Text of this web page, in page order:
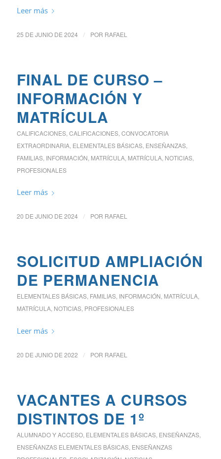
Leer más
25 DE JUNIO DE 2024 / POR RAFAEL
FINAL DE CURSO –
INFORMACIÓN Y
MATRÍCULA
CALIFICACIONES, CALIFICACIONES, CONVOCATORIA
EXTRAORDINARIA, ELEMENTALES BÁSICAS, ENSEÑANZAS,
FAMILIAS, INFORMACIÓN, MATRÍCULA, MATRÍCULA, NOTICIAS,
PROFESIONALES
Leer más
20 DE JUNIO DE 2024 / POR RAFAEL
SOLICITUD AMPLIACIÓN
DE PERMANENCIA
ELEMENTALES BÁSICAS, FAMILIAS, INFORMACIÓN, MATRÍCULA,
MATRÍCULA, NOTICIAS, PROFESIONALES
Leer más
20 DE JUNIO DE 2022 / POR RAFAEL
VACANTES A CURSOS
DISTINTOS DE 1º
ALUMNADO Y ACCESO, ELEMENTALES BÁSICAS, ENSEÑANZAS,
ENSEÑANZAS ELEMENTALES BÁSICAS, ENSEÑANZAS